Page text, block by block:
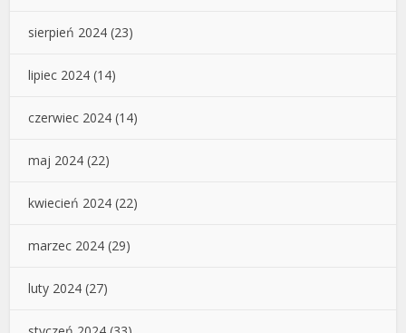
sierpień 2024 (23)
lipiec 2024 (14)
czerwiec 2024 (14)
maj 2024 (22)
kwiecień 2024 (22)
marzec 2024 (29)
luty 2024 (27)